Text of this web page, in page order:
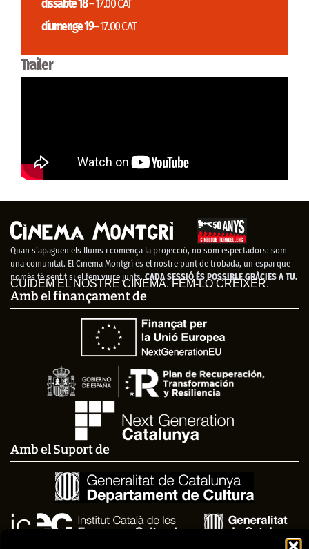
dissabte 18– 17.00 CAT
diumenge 19– 17.00 CAT
Trailer
Quan s’apaguen els llums i comença la projecció, no som espectadors: som
una comunitat. El Cinema Montgrí és el nostre punt de trobada, un espai que
només té sentit si el fem viure junts. CADA SESSIÓ ÉS POSSIBLE GRÀCIES A TU.
CUIDEM EL NOSTRE CINEMA. FEM-LO CRÉIXER.
Amb el finançament de
Amb el Suport de